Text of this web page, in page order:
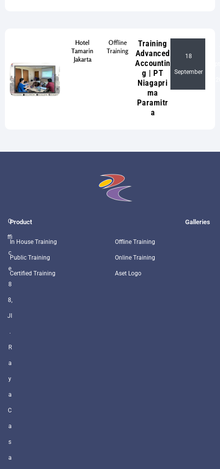
Hotel
Tamarin
Jakarta
Offline
Training
Training
Advanced
Accountin
g | PT
Niagapri
ma
Paramitr
a
18
September
O
ffi
c
e
8
8,
Jl
.
R
a
y
a
C
a
s
a
Product
In House Training
Public Training
Certified Training
Galleries
Offline Training
Online Training
Aset Logo